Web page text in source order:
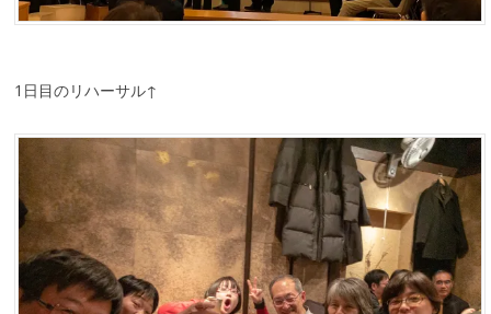
1日目のリハーサル↑